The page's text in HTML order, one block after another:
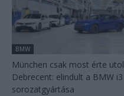
BMW
München csak most érte utol
Debrecent: elindult a BMW i3
sorozatgyártása